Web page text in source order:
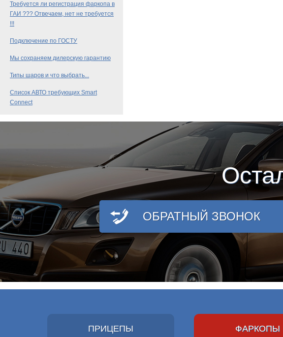
Требуется ли регистрация фаркопа в
ГАИ ??? Отвечаем, нет не требуется
!!!
Подключение по ГОСТУ
Мы сохраняем дилерскую гарантию
Типы шаров и что выбрать...
Список АВТО требующих Smart
Connect
ОБРАТНЫЙ ЗВОНОК
ПРИЦЕПЫ ФАРКОПЫ